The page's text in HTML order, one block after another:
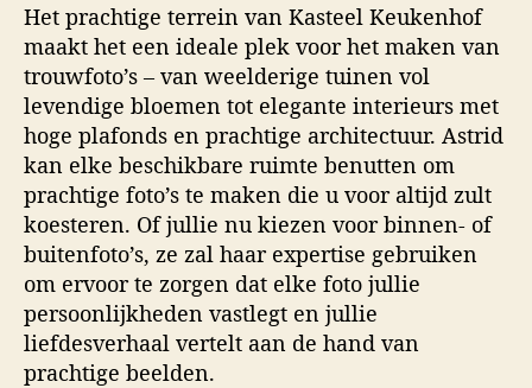
Het prachtige terrein van Kasteel Keukenhof
maakt het een ideale plek voor het maken van
trouwfoto’s – van weelderige tuinen vol
levendige bloemen tot elegante interieurs met
hoge plafonds en prachtige architectuur. Astrid
kan elke beschikbare ruimte benutten om
prachtige foto’s te maken die u voor altijd zult
koesteren. Of jullie nu kiezen voor binnen- of
buitenfoto’s, ze zal haar expertise gebruiken
om ervoor te zorgen dat elke foto jullie
persoonlijkheden vastlegt en jullie
liefdesverhaal vertelt aan de hand van
prachtige beelden.